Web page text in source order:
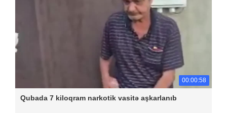
00:00:58
Qubada 7 kiloqram narkotik vasitə aşkarlanıb